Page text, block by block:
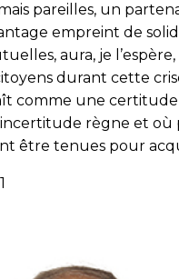
pareilles, un
empreint de
aura, je
durant cette
comme une
règne et où
être tenues pour